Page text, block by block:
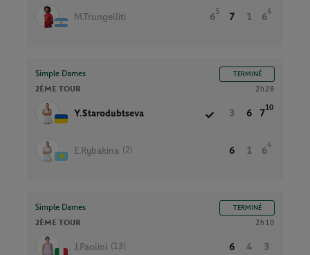
M.Trungelliti 6
5
7 1 6
4
Simple Dames TERMINÉ
2ÈME TOUR 2h28
Y.Starodubtseva 3 6 7
10
E.Rybakina (2) 6 1 6
4
Simple Dames TERMINÉ
2ÈME TOUR 2h10
J.Paolini (13) 6 4 3